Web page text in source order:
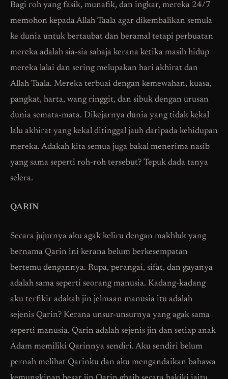
Bagi roh yang fasik, munafik, dan ingkar, mereka 24/7
memohon kepada Allah Taala agar dikembalikan semula
ke dunia untuk bertaubat dan beramal tetapi perbuatan
mereka adalah sia-sia sahaja kerana ketika masih hidup
mereka lalai dan sering melupakan hari akhirat dan
Allah Taala. Mereka terbuai dengan kemewahan, kuasa,
pangkat, harta, wang ringgit, dan sibuk dengan urusan
dunia semata-mata. Dikejarnya dunia yang tidak kekal
lalu akhirat yang kekal ditinggal jauh daripada kehidupan
mereka. Adakah kita semua juga bakal menerima nasib
yang sama seperti roh-roh tersebut? Tepuk dada tanya
selera.
QARIN
Secara jujurnya aku agak keliru dengan makhluk yang
bernama Qarin ini kerana belum berkesempatan
bertemu dengannya. Rupa, perangai, sifat, dan gayanya
adalah sama seperti seorang manusia. Kadang-kadang
aku terfikir adakah jin jelmaan manusia itu adalah
sejenis Qarin? Kerana unsur-unsurnya yang agak sama
seperti manusia. Qarin adalah sejenis jin dan setiap anak
Adam memiliki Qarinnya sendiri. Aku sendiri belum
pernah melihat Qarinku dan aku mengandaikan bahawa